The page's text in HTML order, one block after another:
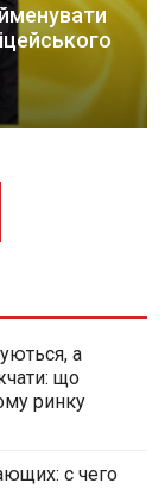
а
що
ринку
с чего